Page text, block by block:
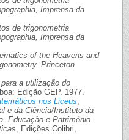
Imprensa da
de trigonometria
Imprensa da
of the Heavens and
Princeton
a utilização do
Edição GEP. 1977.
nos Liceus
e da Ciência/Instituto da
Educação e Património
, Edições Colibri,